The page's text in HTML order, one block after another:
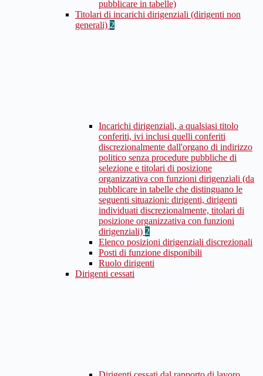
pubblicare in tabelle)
Titolari di incarichi dirigenziali (dirigenti non
generali) 2
Incarichi dirigenziali, a qualsiasi titolo
conferiti, ivi inclusi quelli conferiti
discrezionalmente dall'organo di indirizzo
politico senza procedure pubbliche di
selezione e titolari di posizione
organizzativa con funzioni dirigenziali (da
pubblicare in tabelle che distinguano le
seguenti situazioni: dirigenti, dirigenti
individuati discrezionalmente, titolari di
posizione organizzativa con funzioni
dirigenziali) 2
Elenco posizioni dirigenziali discrezionali
Posti di funzione disponibili
Ruolo dirigenti
Dirigenti cessati